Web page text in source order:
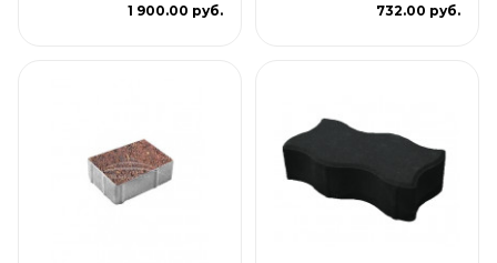
1 900.00 руб. 732.00 руб.